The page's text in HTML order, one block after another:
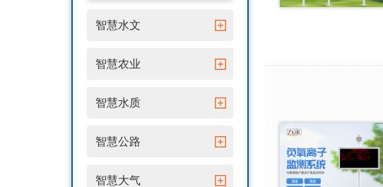
智慧水文
智慧农业
智慧水质
智慧公路
智慧大气